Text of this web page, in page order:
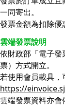
一同寄出。
發票金額為扣除優
雲端發票說明
依財政部「電子
票）方式開立。
若使用會員載具，
https://
雲端發票資料亦會